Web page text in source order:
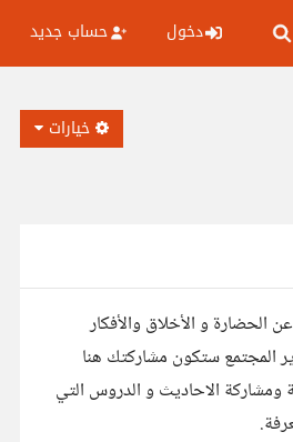
دخول حساب جديد
خيارات
و الأخلاق والأفكار
المجتمع ستكون مشاركتك هنا
ومشاركة الاحاديث و الدروس التي